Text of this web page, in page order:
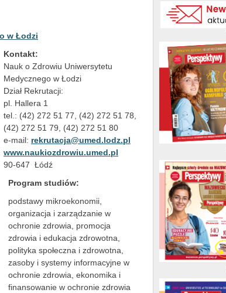
Kontakt:
Nauk o Zdrowiu Uniwersytetu
Medycznego w Łodzi
Dział Rekrutacji:
pl. Hallera 1
tel.: (42) 272 51 77, (42) 272 51 78,
(42) 272 51 79, (42) 272 51 80
e-mail: rekrutacja@umed.lodz.pl
www.naukiozdrowiu.umed.pl
90-647 Łódź
Program studiów:
podstawy mikroekonomii,
organizacja i zarządzanie w
ochronie zdrowia, promocja
zdrowia i edukacja zdrowotna,
polityka społeczna i zdrowotna,
zasoby i systemy informacyjne w
ochronie zdrowia, ekonomika i
finansowanie w ochronie zdrowia